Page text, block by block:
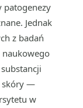
patogenezy
Jednak
z badań
skóry —
w